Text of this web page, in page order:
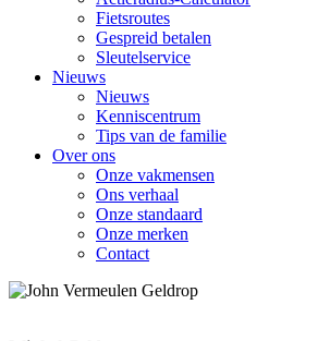
Fietsroutes
Gespreid betalen
Sleutelservice
Nieuws
Nieuws
Kenniscentrum
Tips van de familie
Over ons
Onze vakmensen
Ons verhaal
Onze standaard
Onze merken
Contact